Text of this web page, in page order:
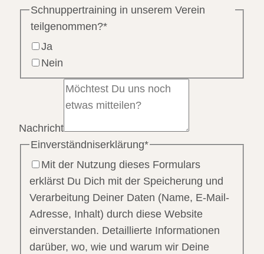
Schnuppertraining in unserem Verein
teilgenommen?*
Ja
Nein
Nachricht
Einverständniserklärung*
Mit der Nutzung dieses Formulars
erklärst Du Dich mit der Speicherung und
Verarbeitung Deiner Daten (Name, E-Mail-
Adresse, Inhalt) durch diese Website
einverstanden. Detaillierte Informationen
darüber, wo, wie und warum wir Deine